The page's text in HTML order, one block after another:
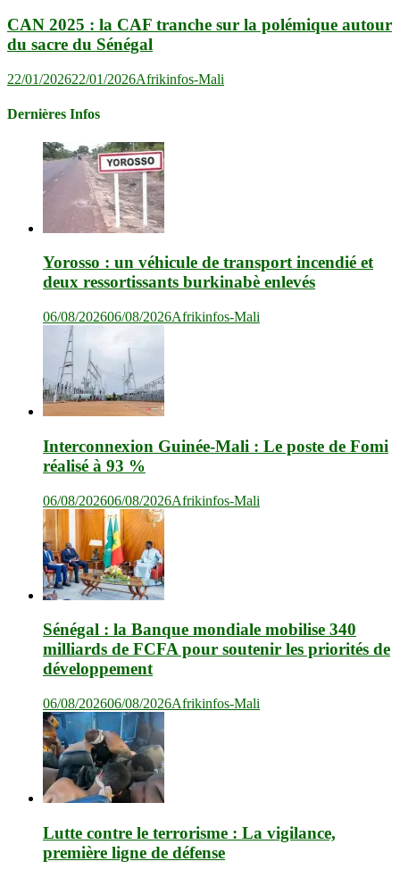
CAN 2025 : la CAF tranche sur la polémique autour
du sacre du Sénégal
22/01/202622/01/2026Afrikinfos-Mali
Dernières Infos
Yorosso : un véhicule de transport incendié et
deux ressortissants burkinabè enlevés
06/08/202606/08/2026Afrikinfos-Mali
Interconnexion Guinée-Mali : Le poste de Fomi
réalisé à 93 %
06/08/202606/08/2026Afrikinfos-Mali
Sénégal : la Banque mondiale mobilise 340
milliards de FCFA pour soutenir les priorités de
développement
06/08/202606/08/2026Afrikinfos-Mali
Lutte contre le terrorisme : La vigilance,
première ligne de défense